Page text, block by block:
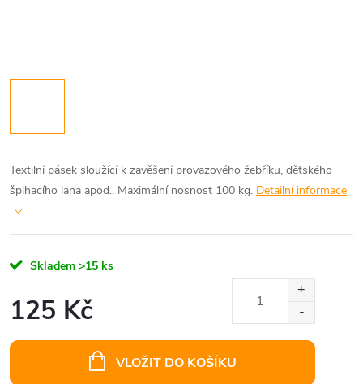
Textilní pásek sloužící k zavěšení provazového žebříku, dětského
šplhacího lana apod.. Maximální nosnost 100 kg. Detailní informace
Skladem >15 ks
125 Kč
VLOŽIT DO KOŠÍKU